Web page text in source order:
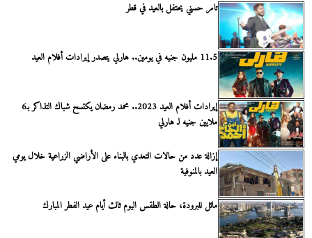
تامر حسني يحتفل بالعيد في قطر
11.5 مليون جنيه في يومين.. هارلي يتصدر إيرادات أفلام العيد
إيرادات أفلام العيد 2023.. محمد رمضان يكتسح شباك التذاكر بـ6
ملايين جنيه لـ هارلي
إزالة عدد من حالات التعدي بالبناء على الأراضي الزراعية خلال يومي
العيد بالمنوفية
مائل للبرودة، حالة الطقس اليوم ثالث أيام عيد الفطر المبارك